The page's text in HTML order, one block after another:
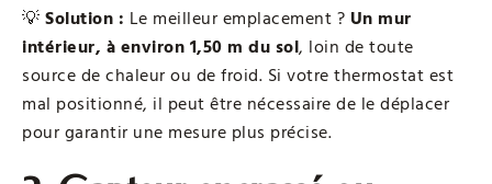
💡 Solution : Le meilleur emplacement ? Un mur
intérieur, à environ 1,50 m du sol, loin de toute
source de chaleur ou de froid. Si votre thermostat est
mal positionné, il peut être nécessaire de le déplacer
pour garantir une mesure plus précise.